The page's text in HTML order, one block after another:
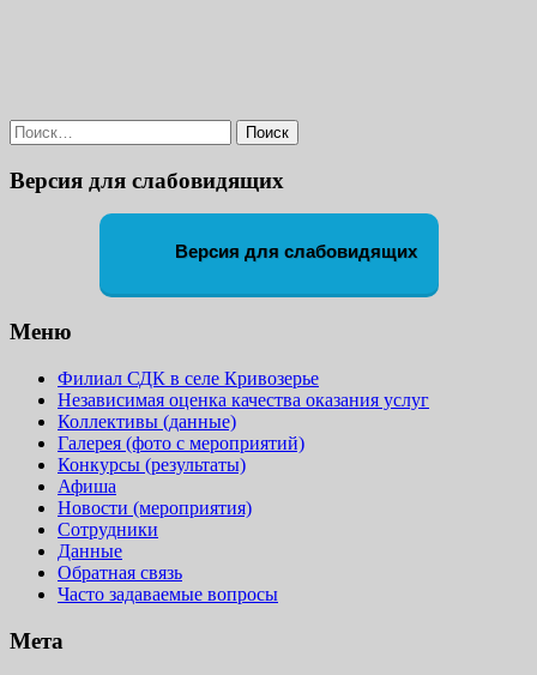
Найти:
Версия для слабовидящих
Версия для слабовидящих
Меню
Филиал СДК в селе Кривозерье
Независимая оценка качества оказания услуг
Коллективы (данные)
Галерея (фото с мероприятий)
Конкурсы (результаты)
Афиша
Новости (мероприятия)
Сотрудники
Данные
Обратная связь
Часто задаваемые вопросы
Мета